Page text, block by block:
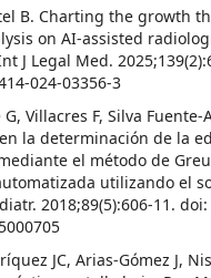
B. Charting the growth
on AI-assisted
J Legal Med.
024-03356-3
G, Villacres F, Silva Fuente-
la determinación de la
el método de
utilizando el
2018;89(5):606-11.
JC, Arias-Gómez J,